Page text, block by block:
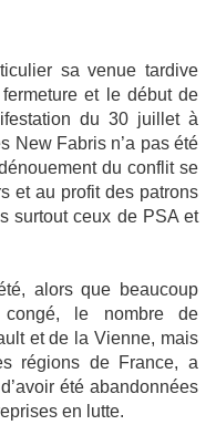
sa venue tardive
et le début de
du 30 juillet à
New Fabris n’a pas été
du conflit se
et au profit des patrons
surtout ceux de PSA et
alors que beaucoup
congé, le nombre de
et de la Vienne, mais
régions de France, a
été abandonnées
en lutte.